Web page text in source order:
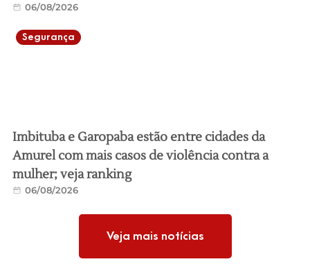
06/08/2026
Segurança
Imbituba e Garopaba estão entre cidades da
Amurel com mais casos de violência contra a
mulher; veja ranking
06/08/2026
Veja mais notícias